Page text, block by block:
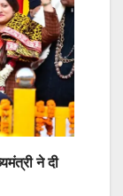
ने दी